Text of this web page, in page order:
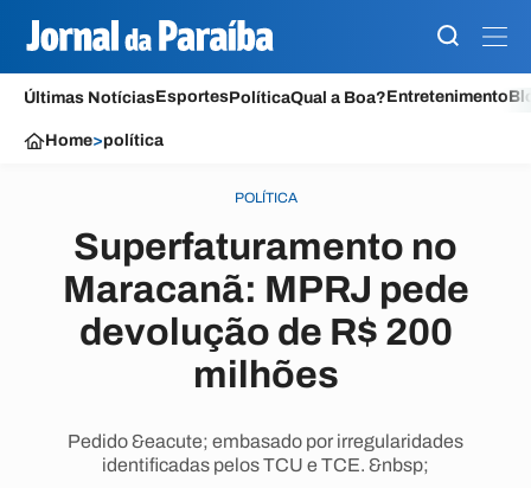
Últimas NotíciasEsportesPolíticaQual a Boa?Entretenimento
Home>política
POLÍTICA
Superfaturamento no
Maracanã: MPRJ pede
devolução de R$ 200
milhões
Pedido &eacute; embasado por irregularidades
identificadas pelos TCU e TCE. &nbsp;